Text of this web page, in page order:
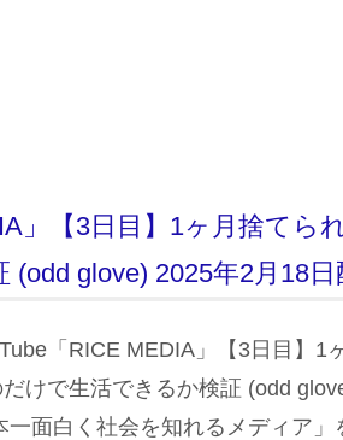
」【3日目】1ヶ月捨てら
glove) 2025年2月18日
「RICE MEDIA」【3日目】1
けで生活できるか検証 (odd
一面白く社会を知れるメディア」